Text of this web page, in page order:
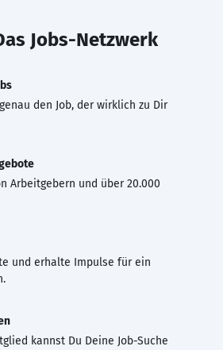
Jobs-Netzwerk
den Job, der wirklich zu Dir
Arbeitgebern und über 20.000
und erhalte Impulse für ein
kannst Du Deine Job-Suche